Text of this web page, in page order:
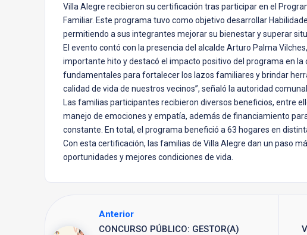
Villa Alegre recibieron su certificación tras participar en el
Familiar. Este programa tuvo como objetivo desarrollar
permitiendo a sus integrantes mejorar su bienestar y superar
El evento contó con la presencia del alcalde Arturo Palma
importante hito y destacó el impacto positivo del programa en la
fundamentales para fortalecer los lazos familiares y brindar
calidad de vida de nuestros vecinos”, señaló la autoridad comunal.
Las familias participantes recibieron diversos beneficios, entre
manejo de emociones y empatía, además de financiamiento
constante. En total, el programa benefició a 63 hogares en
Con esta certificación, las familias de Villa Alegre dan un paso
oportunidades y mejores condiciones de vida.
Anterior
CONCURSO PÚBLICO: GESTOR(A)